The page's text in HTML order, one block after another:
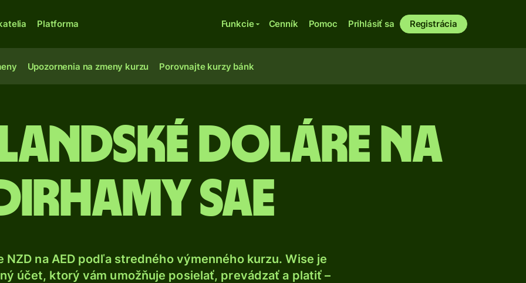
Platforma Funkcie Cenník Pomoc Prihlásiť sa Registrácia
Upozornenia na zmeny kurzu Porovnajte kurzy bánk
doláre na
SAE
NZD na AED podľa stredného výmenného kurzu. Wise je
účet, ktorý vám umožňuje posielať, prevádzať a platiť –